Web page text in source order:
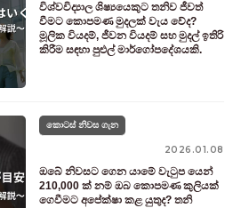
විශ්වවිද්‍යාල ශිෂ්‍යයෙකුට තනිව ජීවත්
වීමට කොපමණ මුදලක් වැය වේද?
මූලික වියදම්, ජීවන වියදම් සහ මුදල් ඉතිරි
කිරීම සඳහා පුළුල් මාර්ගෝපදේශයකි.
කොටස් නිවස ගැන
2026.01.08
ඔබේ නිවසට ගෙන යාමේ වැටුප යෙන්
210,000 ක් නම් ඔබ කොපමණ කුලියක්
ගෙවීමට අපේක්ෂා කළ යුතුද? තනි